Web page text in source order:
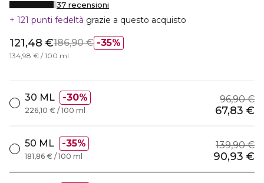
37 recensioni
121 punti fedeltà grazie a questo acquisto
35%
121,48 €186,90 €
134,98 € / 100 ml
30 ML 30% 96,90 €
67,83 €
226,10 € / 100 ml
50 ML 35% 139,90 €
90,93 €
181,86 € / 100 ml